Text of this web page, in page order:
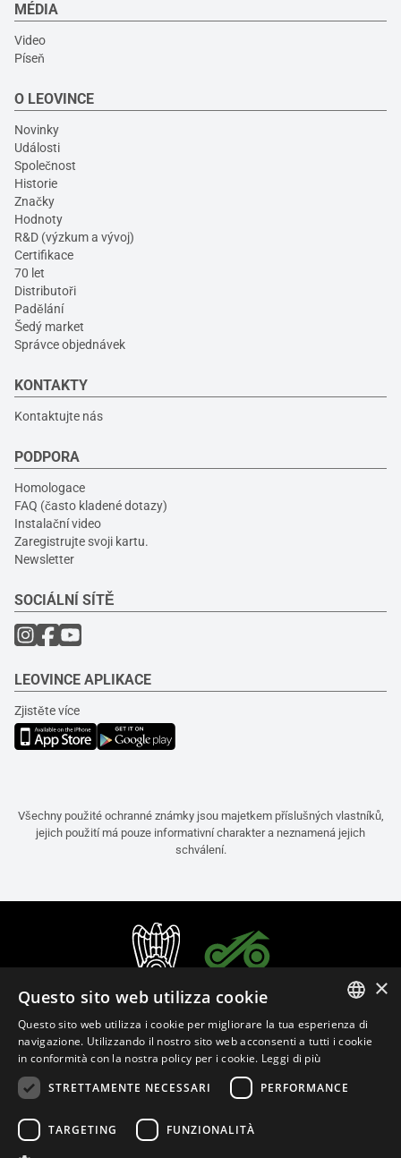
MÉDIA
Video
Píseň
O LEOVINCE
Novinky
Události
Společnost
Historie
Značky
Hodnoty
R&D (výzkum a vývoj)
Certifikace
70 let
Distributoři
Padělání
Šedý market
Správce objednávek
KONTAKTY
Kontaktujte nás
PODPORA
Homologace
FAQ (často kladené dotazy)
Instalační video
Zaregistrujte svoji kartu.
Newsletter
SOCIÁLNÍ SÍTĚ
LEOVINCE APLIKACE
Zjistěte více
Všechny použité ochranné známky jsou majetkem příslušných vlastníků,
jejich použití má pouze informativní charakter a neznamená jejich
schválení.
ITALIAN
×
Questo sito web utilizza cookie
Questo sito web utilizza i cookie per migliorare la tua esperienza di
navigazione. Utilizzando il nostro sito web acconsenti a tutti i cookie
in conformità con la nostra policy per i cookie. Leggi di più
STRETTAMENTE NECESSARI
PERFORMANCE
TARGETING FUNZIONALITÀ